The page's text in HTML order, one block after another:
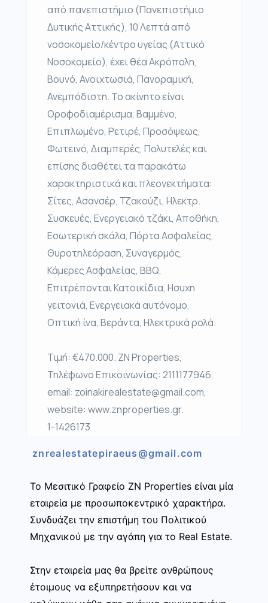
από πανεπιστήμιο (Πανεπιστήμιο
Δυτικής Αττικής), 10 Λεπτά από
νοσοκομείο/κέντρο υγείας (Αττικό
Νοσοκομείο), έχει θέα Ακρόπολη,
Βουνό, Ανοιχτωσιά, Πανοραμική,
Ανεμπόδιστη. Το ακίνητο είναι
Οροφοδιαμέρισμα, Βαμμένο,
Επιπλωμένο, Ρετιρέ, Προσόψεως,
Φωτεινό, Διαμπερές, Πολυτελές και
επίσης διαθέτει τα παρακάτω
χαρακτηριστικά και πλεονεκτήματα:
Σίτες, Ασανσέρ, Τζακούζι, Ηλεκτρ.
Συσκευές, Ενεργειακό τζάκι, Αποθήκη,
Εσωτερική σκάλα, Πόρτα Ασφαλείας,
Θυροτηλεόραση, Συναγερμός,
Κάμερες Ασφαλείας, BBQ,
Επιτρέπονται Κατοικίδια, Ησυχη
γειτονιά, Ενεργειακά αυτόνομο,
Οπτική ίνα, Βεράντα, Ηλεκτρικά ρολά.
Τιμή: €470.000. ZN Properties,
Τηλέφωνο Επικοινωνίας: 2111177946,
email: zoinakirealestate@gmail.com,
website: www.znproperties.gr.
1-1426173
znrealestatepiraeus@gmail.com
Το Μεσιτικό Γραφείο ZN Properties είναι μία
εταιρεία με προσωποκεντρικό χαρακτήρα.
Συνδυάζει την επιστήμη του Πολιτικού
Μηχανικού με την αγάπη για το Real Estate.
Στην εταιρεία μας θα βρείτε ανθρώπους
έτοιμους να εξυπηρετήσουν και να